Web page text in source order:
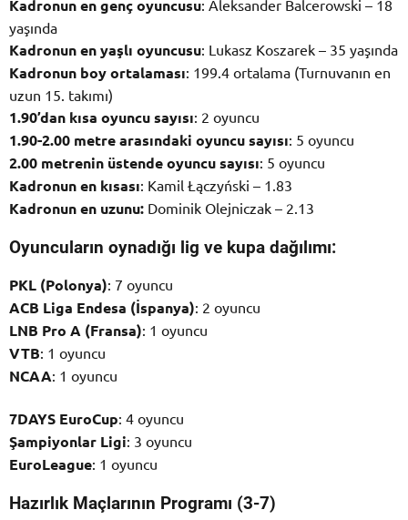
Kadronun en genç oyuncusu: Aleksander Balcerowski – 18
yaşında
Kadronun en yaşlı oyuncusu: Lukasz Koszarek – 35 yaşında
Kadronun boy ortalaması: 199.4 ortalama (Turnuvanın en
uzun 15. takımı)
1.90’dan kısa oyuncu sayısı: 2 oyuncu
1.90-2.00 metre arasındaki oyuncu sayısı: 5 oyuncu
2.00 metrenin üstende oyuncu sayısı: 5 oyuncu
Kadronun en kısası: Kamil Łączyński – 1.83
Kadronun en uzunu: Dominik Olejniczak – 2.13
Oyuncuların oynadığı lig ve kupa dağılımı:
PKL (Polonya): 7 oyuncu
ACB Liga Endesa (İspanya): 2 oyuncu
LNB Pro A (Fransa): 1 oyuncu
VTB: 1 oyuncu
NCAA: 1 oyuncu
7DAYS EuroCup: 4 oyuncu
Şampiyonlar Ligi: 3 oyuncu
EuroLeague: 1 oyuncu
Hazırlık Maçlarının Programı (3-7)